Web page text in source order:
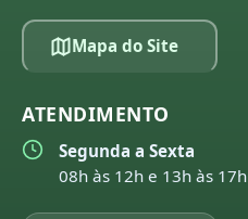
Mapa do Site
ATENDIMENTO
Segunda a Sexta
08h às 12h e 13h às 17h